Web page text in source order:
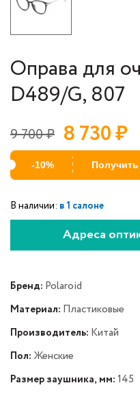
Оправа для
D489/G, 807
9 700₽ 8 730₽
-10% Получить
В наличии: в 1 салоне
Адреса
Бренд: Polaroid
Материал: Пластиковые
Производитель: Китай
Пол: Женские
Размер заушника, мм:145